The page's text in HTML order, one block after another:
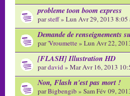
probleme toon boom express
parsteff» Lun Avr 29, 2013 8:05
Demande de renseignements
par'Vroumette» Lun Avr 22,
[FLASH] Illustration HD
pardavid» Mar Avr 16, 2013
Non, Flash n'est pas mort !
parBigbengib » Sam Fév 09,